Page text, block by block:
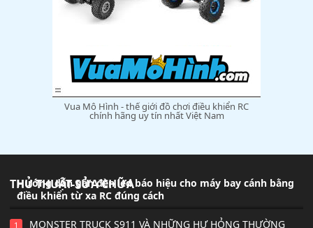
Vua Mô Hình - thế giới đồ chơi điều khiển RC
chính hãng uy tín nhất Việt Nam
THỦ THUẬT-SỬA CHỮA
Hướng dẫn gắn đèn led báo hiệu cho máy bay cánh bằng
điều khiển từ xa RC đúng cách
1
MONSTER TRUCK S911 VÀ NHỮNG HƯ HỎNG THƯỜNG